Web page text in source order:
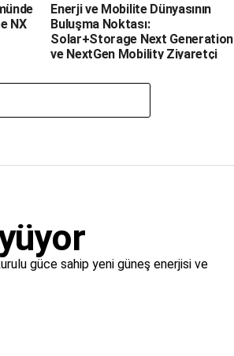
NX
Enerji ve Mobilite Dünyasının
Buluşma Noktası:
Solar+Storage Next Generation
ve NextGen Mobility Ziyaretçi
güce sahip yeni güneş enerjisi ve